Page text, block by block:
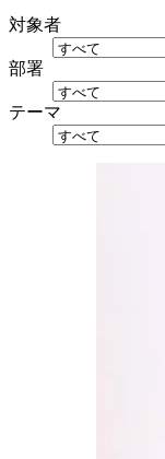
対象者
部署
テーマ